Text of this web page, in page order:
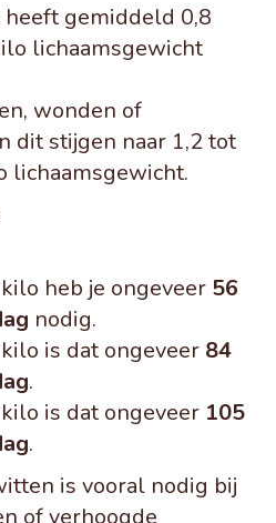
heeft gemiddeld 0,8
lichaamsgewicht
wonden of
dit stijgen naar 1,2 tot
lichaamsgewicht.
heb je ongeveer 56
nodig.
is dat ongeveer 84
.
is dat ongeveer 105
.
is vooral nodig bij
of verhoogde